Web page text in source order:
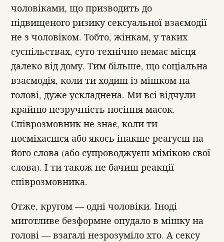
чоловіками, що призводить до
підвищеного ризику сексуальної взаємодії
не з чоловіком. Тобто, жінкам, у таких
суспільствах, суто технічно немає місця
далеко від дому. Тим більше, що соціальна
взаємодія, коли ти ходиш із мішком на
голові, дуже ускладнена. Ми всі відчули
крайню незручність носіння масок.
Співрозмовник не знає, коли ти
посміхаєшся або якось інакше реагуєш на
його слова (або супроводжуєш мімікою свої
слова). І ти також не бачиш реакції
співрозмовника.
Отже, кругом — одні чоловіки. Іноді
миготливе безформне опудало в мішку на
голові — взагалі незрозуміло хто. А сексу